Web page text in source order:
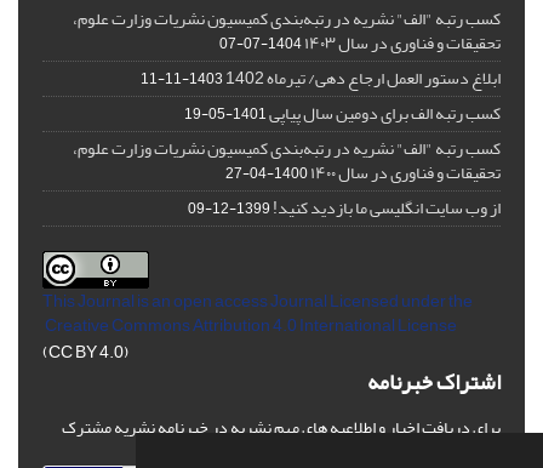
کسب رتبه "الف" نشریه در رتبه‌بندی کمیسیون نشریات وزارت علوم،
تحقیقات و فناوری در سال ۱۴۰۳ 1404-07-07
ابلاغ دستور العمل ارجاع دهی/ تیرماه 1402 1403-11-11
کسب رتبه الف برای دومین سال پیاپی1401-05-19
کسب رتبه "الف" نشریه در رتبه‌بندی کمیسیون نشریات وزارت علوم،
تحقیقات و فناوری در سال ۱۴۰۰ 1400-04-27
از وب سایت انگلیسی ما بازدید کنید!1399-12-09
This Journal is an open access Journal Licensedunder the
Creative Commons Attribution 4.0 International License
(CC BY 4.0)
اشتراک خبرنامه
برای دریافت اخبار و اطلاعیه های مهم نشریه در خبرنامه نشریه مشترک